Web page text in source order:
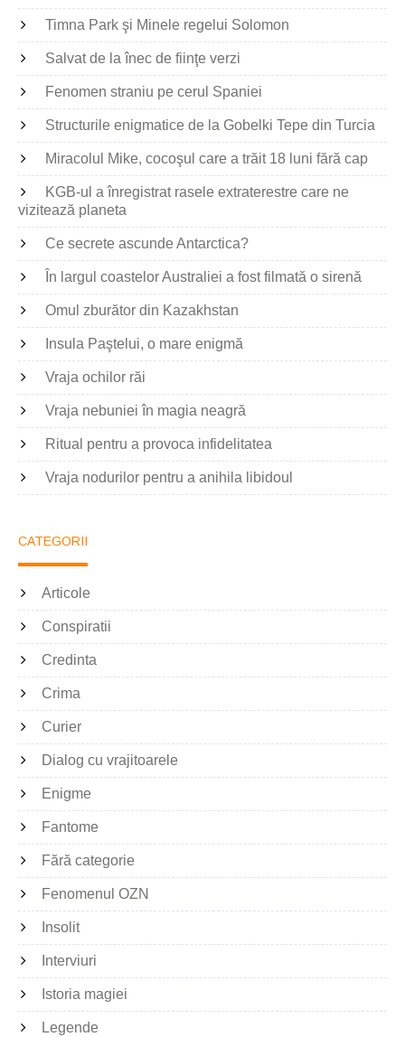
Timna Park şi Minele regelui Solomon
Salvat de la înec de fiinţe verzi
Fenomen straniu pe cerul Spaniei
Structurile enigmatice de la Gobelki Tepe din Turcia
Miracolul Mike, cocoşul care a trăit 18 luni fără cap
KGB-ul a înregistrat rasele extraterestre care ne
vizitează planeta
Ce secrete ascunde Antarctica?
În largul coastelor Australiei a fost filmată o sirenă
Omul zburător din Kazakhstan
Insula Paştelui, o mare enigmă
Vraja ochilor răi
Vraja nebuniei în magia neagră
Ritual pentru a provoca infidelitatea
Vraja nodurilor pentru a anihila libidoul
CATEGORII
Articole
Conspiratii
Credinta
Crima
Curier
Dialog cu vrajitoarele
Enigme
Fantome
Fără categorie
Fenomenul OZN
Insolit
Interviuri
Istoria magiei
Legende